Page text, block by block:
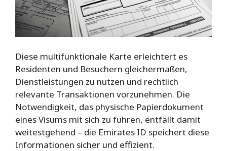
Diese multifunktionale Karte erleichtert es
Residenten und Besuchern gleichermaßen,
Dienstleistungen zu nutzen und rechtlich
relevante Transaktionen vorzunehmen. Die
Notwendigkeit, das physische Papierdokument
eines Visums mit sich zu führen, entfällt damit
weitestgehend – die Emirates ID speichert diese
Informationen sicher und effizient.